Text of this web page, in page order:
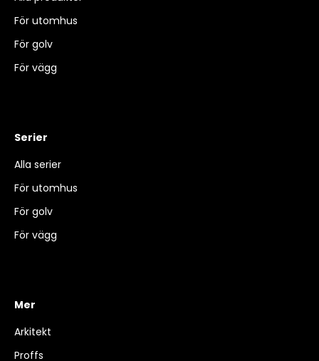
För utomhus
För golv
För vägg
Serier
Alla serier
För utomhus
För golv
För vägg
Mer
Arkitekt
Proffs